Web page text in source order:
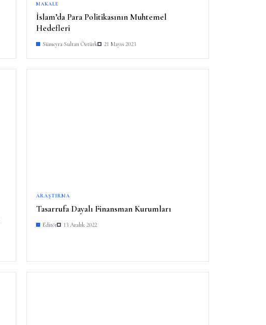
MAKALE
İslam’da Para Politikasının Muhtemel
Hedefleri
Sümeyra Sultan Öztürk 21 Mayıs 2023
ARAŞTIRMA
Tasarrufa Dayalı Finansman Kurumları
Editör 13 Aralık 2022